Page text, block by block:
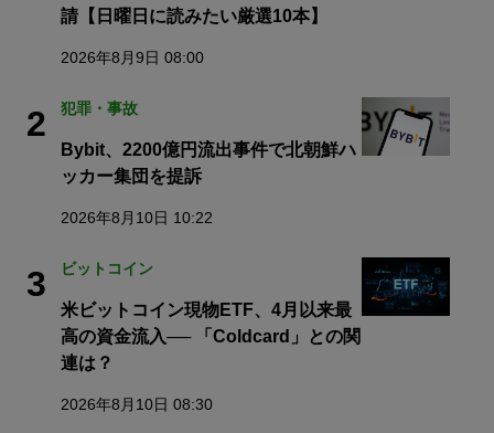
請【日曜日に読みたい厳選10本】
2026年8月9日 08:00
2 犯罪・事故
Bybit、2200億円流出事件で北朝鮮ハ
ッカー集団を提訴
2026年8月10日 10:22
3 ビットコイン
米ビットコイン現物ETF、4月以来最
高の資金流入── 「Coldcard」との関
連は？
2026年8月10日 08:30